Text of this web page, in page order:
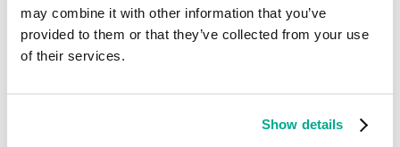
may combine it with other information that you’ve
provided to them or that they’ve collected from your use
of their services.
Show details
Un autre événement clé de la lutte contre les virus
se produit en avril 1989 : les premières publications
consacrées à la lutte contre les virus sont
tandis que Dr. Solomon’s fonde Virus Fax